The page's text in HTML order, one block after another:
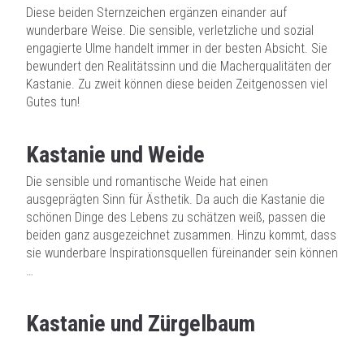
Diese beiden Sternzeichen ergänzen einander auf
wunderbare Weise. Die sensible, verletzliche und sozial
engagierte Ulme handelt immer in der besten Absicht. Sie
bewundert den Realitätssinn und die Macherqualitäten der
Kastanie. Zu zweit können diese beiden Zeitgenossen viel
Gutes tun!
Kastanie und Weide
Die sensible und romantische Weide hat einen
ausgeprägten Sinn für Ästhetik. Da auch die Kastanie die
schönen Dinge des Lebens zu schätzen weiß, passen die
beiden ganz ausgezeichnet zusammen. Hinzu kommt, dass
sie wunderbare Inspirationsquellen füreinander sein können
…
Kastanie und Zürgelbaum